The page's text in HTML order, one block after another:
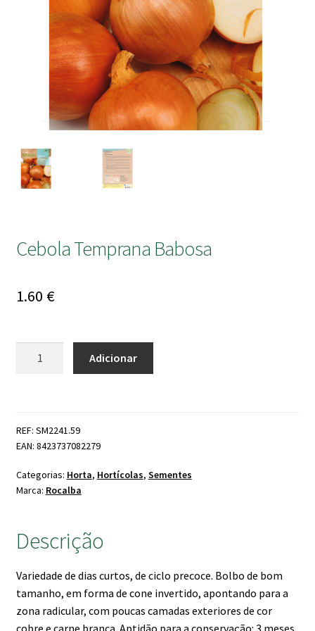
Cebola Temprana Babosa
1.60 €
Adicionar
REF: SM2241.59
EAN: 8423737082279
Categorias: Horta, Hortícolas, Sementes
Marca: Rocalba
Descrição
Variedade de dias curtos, de ciclo precoce. Bolbo de bom
tamanho, em forma de cone invertido, apontando para a
zona radicular, com poucas camadas exteriores de cor
cobre e carne branca. Aptidão para a conservação: 3 meses.